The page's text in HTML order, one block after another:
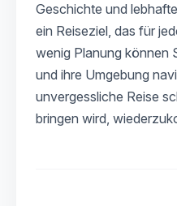
Geschichte und
ein Reiseziel, das für
wenig Planung können
und ihre Umgebung
unvergessliche Reise
bringen wird,